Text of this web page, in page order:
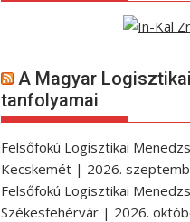
A Magyar
tanfolyamai
Felsőfokú Logisztikai
Kecskemét | 2026.
Felsőfokú Logisztikai
Székesfehérvár | 2026.